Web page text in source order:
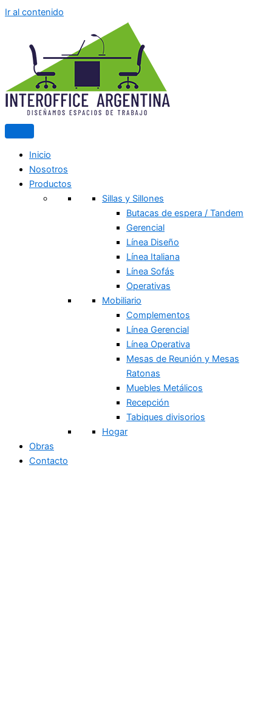
Ir al contenido
Inicio
Nosotros
Productos
Sillas y Sillones
Butacas de espera / Tandem
Gerencial
Línea Diseño
Línea Italiana
Línea Sofás
Operativas
Mobiliario
Complementos
Línea Gerencial
Línea Operativa
Mesas de Reunión y Mesas
Ratonas
Muebles Metálicos
Recepción
Tabiques divisorios
Hogar
Obras
Contacto